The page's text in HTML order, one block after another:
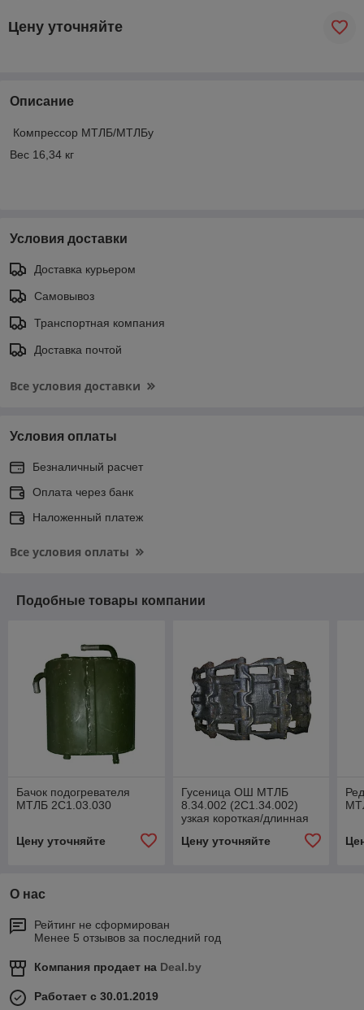
Цену уточняйте
Описание
Компрессор МТЛБ/МТЛБу
Вес 16,34 кг
Условия доставки
Доставка курьером
Самовывоз
Транспортная компания
Доставка почтой
Все условия доставки
Условия оплаты
Безналичный расчет
Оплата через банк
Наложенный платеж
Все условия оплаты
Подобные товары компании
Бачок подогревателя
МТЛБ 2С1.03.030
Цену уточняйте
Гусеница ОШ МТЛБ
8.34.002 (2С1.34.002)
узкая короткая/длинная
Цену уточняйте
О нас
Рейтинг не сформирован
Менее 5 отзывов за последний год
Компания продает на Deal.by
Работает с 30.01.2019